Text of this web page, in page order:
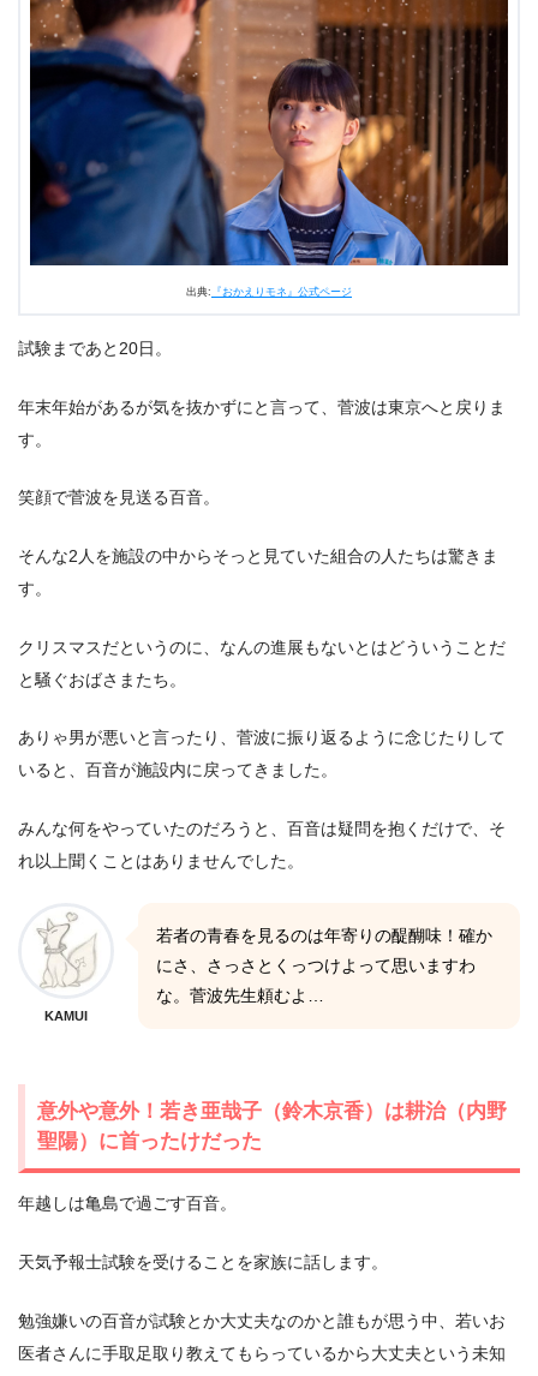
出典: 『おかえりモネ』公式ページ
試験まであと20日。
年末年始があるが気を抜かずにと言って、菅波は東京へと戻りま
す。
笑顔で菅波を見送る百音。
そんな2人を施設の中からそっと見ていた組合の人たちは驚きま
す。
クリスマスだというのに、なんの進展もないとはどういうことだ
と騒ぐおばさまたち。
ありゃ男が悪いと言ったり、菅波に振り返るように念じたりして
いると、百音が施設内に戻ってきました。
みんな何をやっていたのだろうと、百音は疑問を抱くだけで、そ
れ以上聞くことはありませんでした。
KAMUI
若者の青春を見るのは年寄りの醍醐味！確か
にさ、さっさとくっつけよって思いますわ
な。菅波先生頼むよ…
意外や意外！若き亜哉子（鈴木京香）は耕治（内野
聖陽）に首ったけだった
年越しは亀島で過ごす百音。
天気予報士試験を受けることを家族に話します。
勉強嫌いの百音が試験とか大丈夫なのかと誰もが思う中、若いお
医者さんに手取足取り教えてもらっているから大丈夫という未知